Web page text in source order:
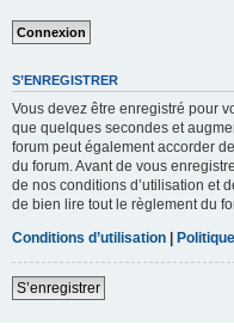
S’ENREGISTRER
Vous devez être enregistré pour
que quelques secondes et
forum peut également accorder
du forum. Avant de vous
de nos conditions d’utilisation et
de bien lire tout le règlement du
Conditions d’utilisation |
S’enregistrer